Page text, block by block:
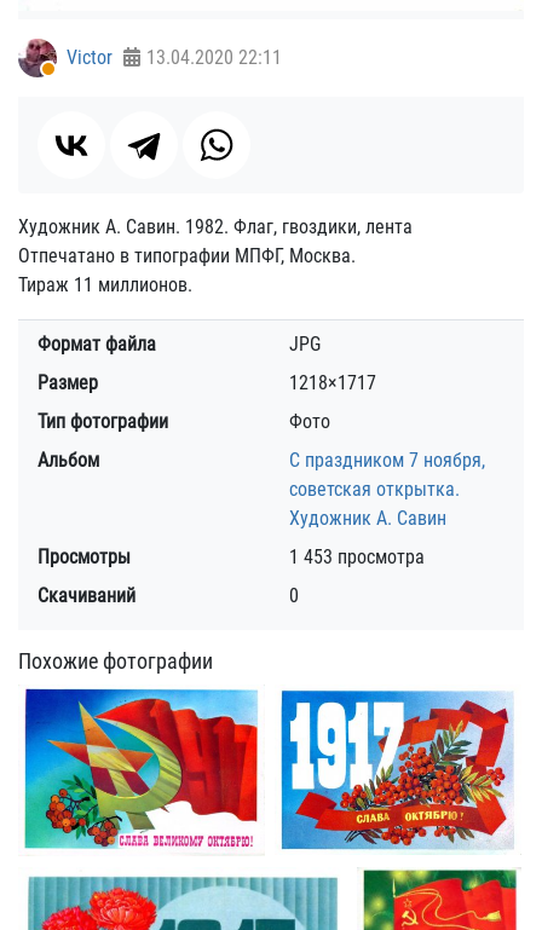
Victor 13.04.2020 22:11
Художник А. Савин. 1982. Флаг, гвоздики, лента
Отпечатано в типографии МПФГ, Москва.
Тираж 11 миллионов.
Формат файла
JPG
Размер
1218×1717
Тип фотографии
Фото
Альбом
С праздником 7 ноября,
советская открытка.
Художник А. Савин
Просмотры
1 453 просмотра
Скачиваний
0
Похожие фотографии